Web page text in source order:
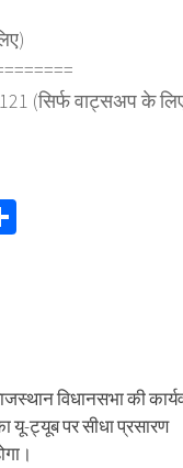
(सिर्फ वाट्सअप के
विधानसभा की
यू-ट्यूब पर सीधा प्रसारण